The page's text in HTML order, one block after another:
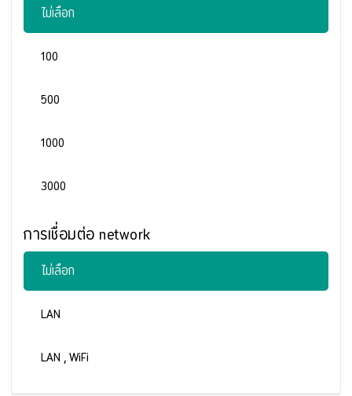
ไม่เลือก
100
500
1000
3000
การเชื่อมต่อ network
ไม่เลือก
LAN
LAN , WiFi